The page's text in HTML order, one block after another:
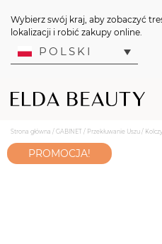
Wybierz swój kraj, aby zobaczyć
lokalizacji i robić zakupy online.
POLSKI
Strona główna / GABINET / Przekłuwanie Uszu /
PROMOCJA!